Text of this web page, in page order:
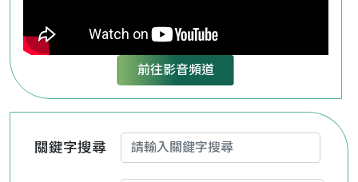
前往影音頻道
關鍵字搜尋